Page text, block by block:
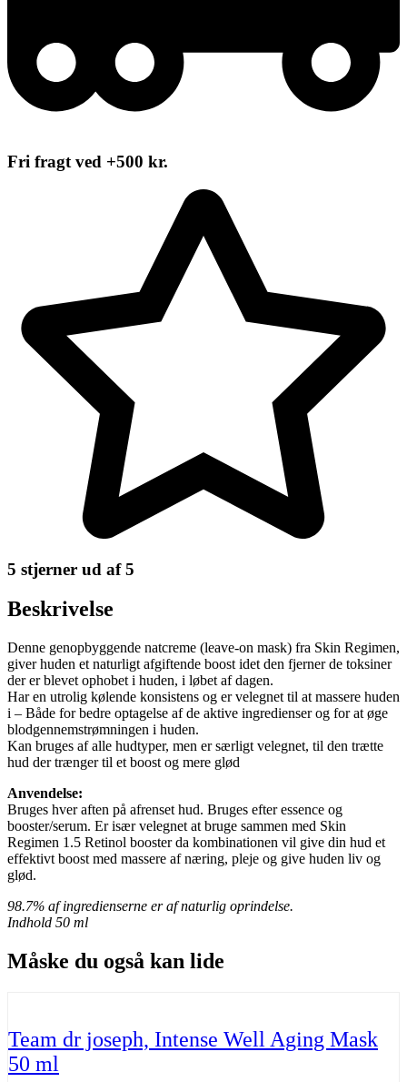
Fri fragt ved +500 kr.
5 stjerner ud af 5
Beskrivelse
Denne genopbyggende natcreme (leave-on mask) fra Skin Regimen,
giver huden et naturligt afgiftende boost idet den fjerner de toksiner
der er blevet ophobet i huden, i løbet af dagen.
Har en utrolig kølende konsistens og er velegnet til at massere huden
i – Både for bedre optagelse af de aktive ingredienser og for at øge
blodgennemstrømningen i huden.
Kan bruges af alle hudtyper, men er særligt velegnet, til den trætte
hud der trænger til et boost og mere glød
Anvendelse:
Bruges hver aften på afrenset hud. Bruges efter essence og
booster/serum. Er især velegnet at bruge sammen med Skin
Regimen 1.5 Retinol booster da kombinationen vil give din hud et
effektivt boost med massere af næring, pleje og give huden liv og
glød.
98.7% af ingredienserne er af naturlig oprindelse.
Indhold 50 ml
Måske du også kan lide
Team dr joseph, Intense Well Aging Mask
50 ml